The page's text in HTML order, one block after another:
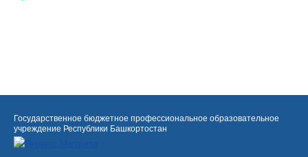
Государственное бюджетное профессиональное образовательное
учреждение Республики Башкортостан